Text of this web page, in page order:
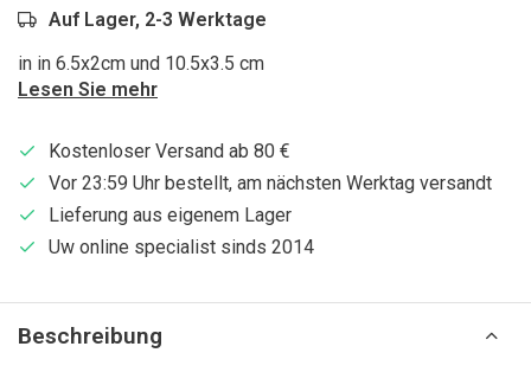
Auf Lager, 2-3 Werktage
in in 6.5x2cm und 10.5x3.5 cm
Lesen Sie mehr
Kostenloser Versand ab 80 €
Vor 23:59 Uhr bestellt, am nächsten Werktag versandt
Lieferung aus eigenem Lager
Uw online specialist sinds 2014
Beschreibung